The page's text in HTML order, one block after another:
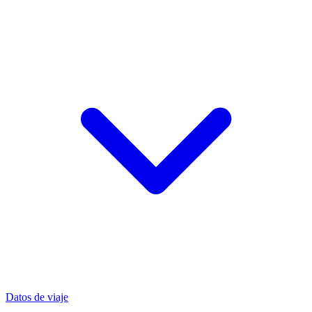
Datos de viaje